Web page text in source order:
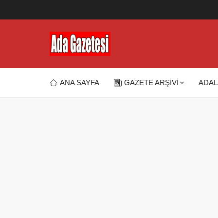
ANA SAYFA GAZETE ARŞİVİ